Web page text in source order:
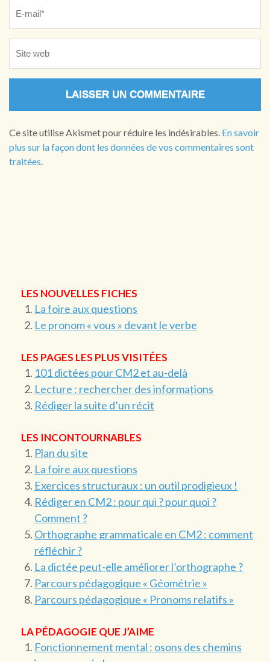
Ce site utilise Akismet pour réduire les indésirables. En savoir
plus sur la façon dont les données de vos commentaires sont
traitées
LES NOUVELLES FICHES
La foire aux questions
Le pronom « vous » devant le verbe
LES PAGES LES PLUS VISITÉES
101 dictées pour CM2 et au-delà
Lecture : rechercher des informations
Rédiger la suite d’un récit
LES INCONTOURNABLES
Plan du site
La foire aux questions
Exercices structuraux : un outil prodigieux !
Rédiger en CM2 : pour qui ? pour quoi ?
Comment ?
Orthographe grammaticale en CM2 : comment
réfléchir ?
La dictée peut-elle améliorer l’orthographe ?
Parcours pédagogique « Géométrie »
Parcours pédagogique « Pronoms relatifs »
LA PÉDAGOGIE QUE J’AIME
Fonctionnement mental : osons des chemins